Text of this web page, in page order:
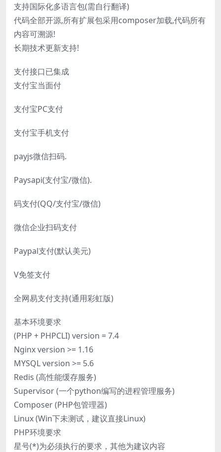
支持国际化多语言包(需自行翻译)
代码全部开源,所有扩展包采用composer加载,代码所有
内容可溯源!
长期技术更新支持!
支付接口已集成
支付宝当面付
支付宝PC支付
支付宝手机支付
payjs微信扫码.
Paysapi(支付宝/微信).
码支付(QQ/支付宝/微信)
微信企业扫码支付
Paypal支付(默认美元)
V免签支付
全网易支付支持(通用彩虹版)
基本环境要求
(PHP + PHPCLI) version = 7.4
Nginx version >= 1.16
MYSQL version >= 5.6
Redis (高性能缓存服务)
Supervisor (一个python编写的进程管理服务)
Composer (PHP包管理器)
Linux (Win下未测试，建议直接Linux)
PHP环境要求
星号(*)为必须执行的要求，其他为建议内容